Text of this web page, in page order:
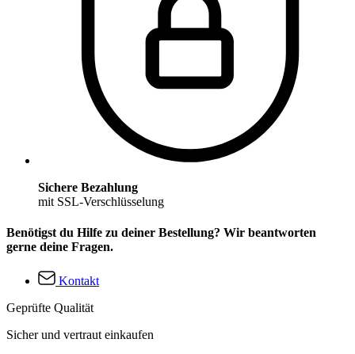
Sichere Bezahlung
mit SSL-Verschlüsselung
Benötigst du Hilfe zu deiner Bestellung? Wir beantworten
gerne deine Fragen.
Kontakt
Geprüfte Qualität
Sicher und vertraut einkaufen